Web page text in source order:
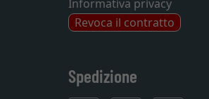
Informativa privacy
Revoca il contratto
Spedizione